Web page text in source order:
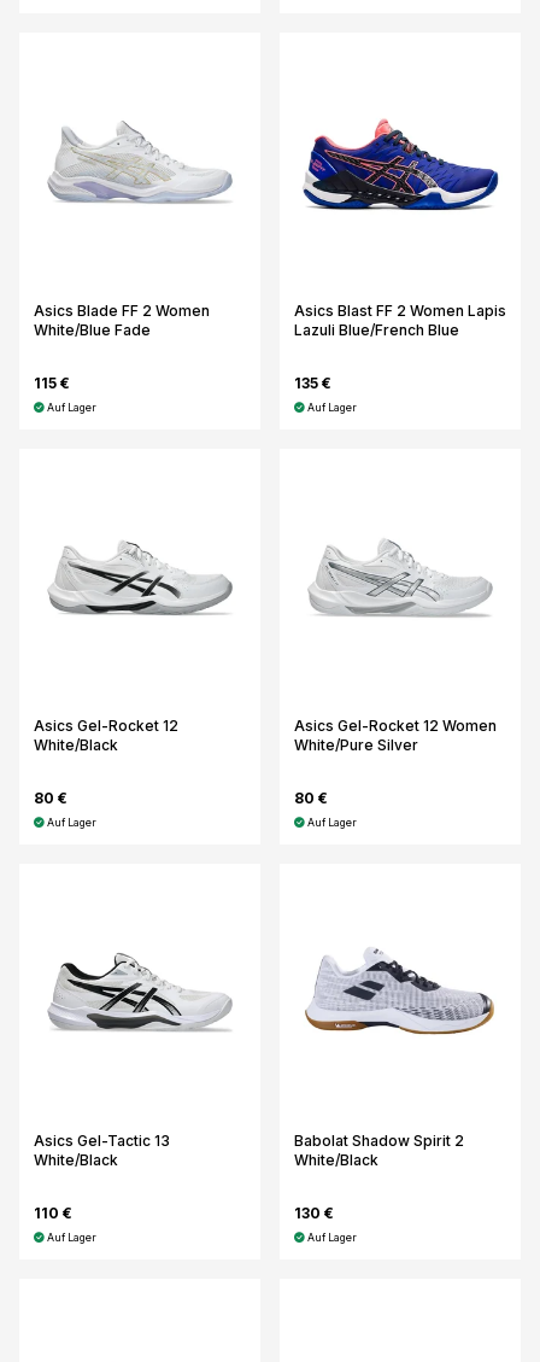
Asics Blade FF 2 Women
White/Blue Fade
115 €
Auf Lager
Asics Blast FF 2 Women Lapis
Lazuli Blue/French Blue
135 €
Auf Lager
Asics Gel-Rocket 12
White/Black
80 €
Auf Lager
Asics Gel-Rocket 12 Women
White/Pure Silver
80 €
Auf Lager
Asics Gel-Tactic 13
White/Black
110 €
Auf Lager
Babolat Shadow Spirit 2
White/Black
130 €
Auf Lager